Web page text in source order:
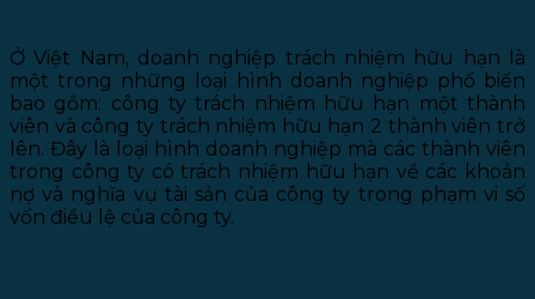
Ở Việt Nam, doanh nghiệp trách nhiệm hữu hạn là
một trong những loại hình doanh nghiệp phổ biến
bao gồm: công ty trách nhiệm hữu hạn một thành
viên và công ty trách nhiệm hữu hạn 2 thành viên trở
lên. Đây là loại hình doanh nghiệp mà các thành viên
trong công ty có trách nhiệm hữu hạn về các khoản
nợ và nghĩa vụ tài sản của công ty trong phạm vi số
vốn điều lệ của công ty.